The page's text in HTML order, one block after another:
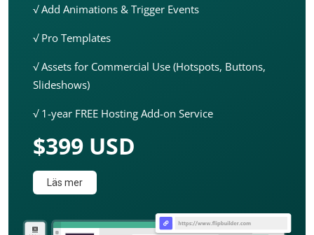
√ Add Animations & Trigger Events
√ Pro Templates
√ Assets for Commercial Use (Hotspots, Buttons,
Slideshows)
√ 1-year FREE Hosting Add-on Service
$399 USD
Läs mer